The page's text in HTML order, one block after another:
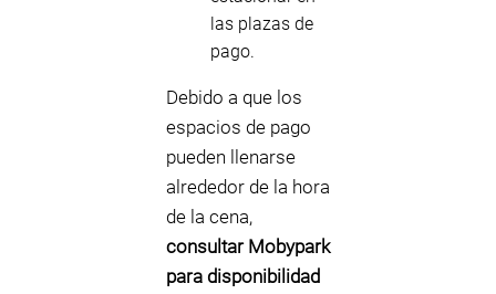
las plazas de
pago.
Debido a que los
espacios de pago
pueden llenarse
alrededor de la hora
de la cena,
consultar Mobypark
para disponibilidad